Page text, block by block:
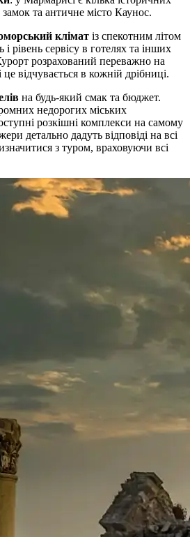
та античне місто Каунос.
клімат із спекотним літом
рівень сервісу в готелях та інших
розрахований переважно на
відчувається в кожній дрібниці.
на будь-який смак та бюджет.
недорогих міських
розкішні комплекси на самому
детально дадуть відповіді на всі
з туром, враховуючи всі